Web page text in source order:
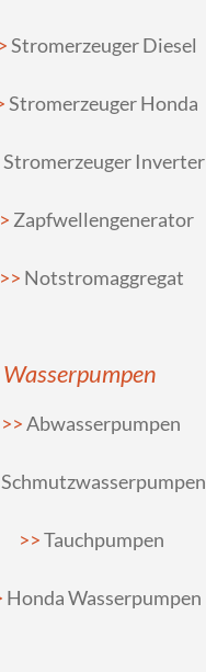
Stromerzeuger Diesel
Stromerzeuger Honda
Stromerzeuger Inverter
Zapfwellengenerator
Notstromaggregat
Wasserpumpen
Abwasserpumpen
Schmutzwasserpumpen
Tauchpumpen
Honda Wasserpumpen